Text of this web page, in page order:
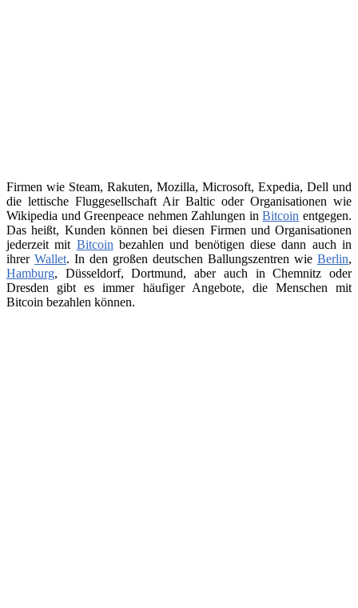
Firmen wie Steam, Rakuten, Mozilla, Microsoft, Expedia, Dell und
die lettische Fluggesellschaft Air Baltic oder Organisationen wie
Wikipedia und Greenpeace nehmen Zahlungen inBitcoin entgegen.
Das heißt, Kunden können bei diesen Firmen und Organisationen
jederzeit mit Bitcoin bezahlen und benötigen diese dann auch in
ihrer Wallet. In den großen deutschen Ballungszentren wie Berlin,
Hamburg, Düsseldorf, Dortmund, aber auch in Chemnitz oder
Dresden gibt es immer häufiger Angebote, die Menschen mit
Bitcoin bezahlen können.